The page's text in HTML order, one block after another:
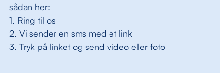
sådan her:
1. Ring til os
2. Vi sender en sms med et link
3. Tryk på linket og send video eller foto